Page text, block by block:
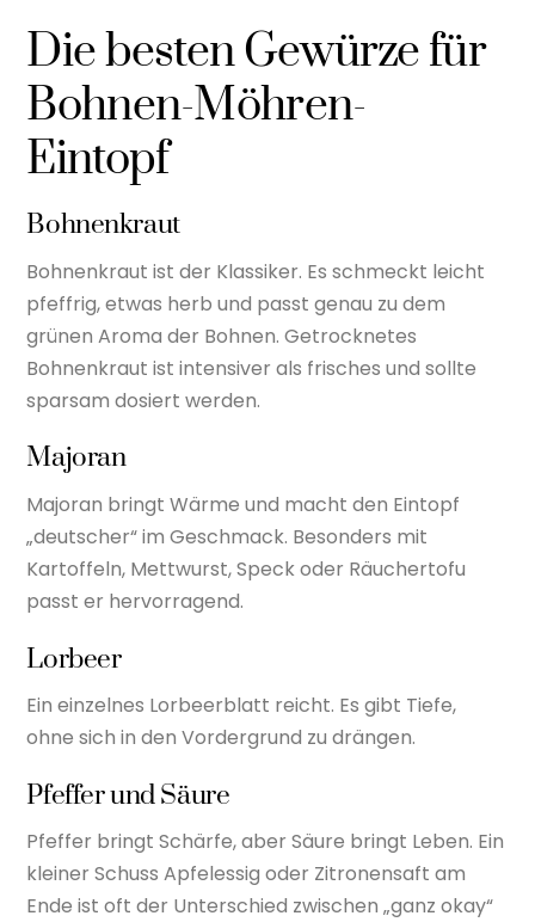
Die besten Gewürze für
Bohnen-Möhren-
Eintopf
Bohnenkraut
Bohnenkraut ist der Klassiker. Es schmeckt leicht
pfeffrig, etwas herb und passt genau zu dem
grünen Aroma der Bohnen. Getrocknetes
Bohnenkraut ist intensiver als frisches und sollte
sparsam dosiert werden.
Majoran
Majoran bringt Wärme und macht den Eintopf
„deutscher“ im Geschmack. Besonders mit
Kartoffeln, Mettwurst, Speck oder Räuchertofu
passt er hervorragend.
Lorbeer
Ein einzelnes Lorbeerblatt reicht. Es gibt Tiefe,
ohne sich in den Vordergrund zu drängen.
Pfeffer und Säure
Pfeffer bringt Schärfe, aber Säure bringt Leben. Ein
kleiner Schuss Apfelessig oder Zitronensaft am
Ende ist oft der Unterschied zwischen „ganz okay“